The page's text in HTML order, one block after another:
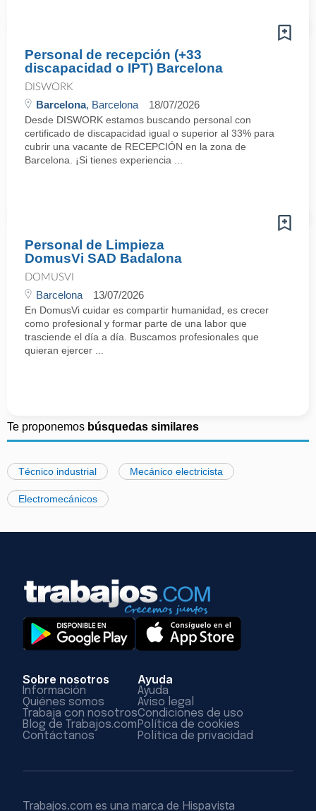
Personal de recepción (+33
discapacidad o IPT) Barcelona
DISWORK
Barcelona, Barcelona 18/07/2026
Desde DISWORK estamos buscando personal con
certificado de discapacidad igual o superior al 33% para
cubrir una vacante de RECEPCIÓN en la zona de
Barcelona. ¡Si tienes experiencia ...
Personal de Limpieza
DomusVi SAD Badalona
DOMUSVI
Barcelona 13/07/2026
En DomusVi cuidar es compartir humanidad, es crecer
como profesional y formar parte de una labor que
trasciende el día a día. Buscamos profesionales que
quieran ejercer ...
Te proponemos búsquedas similares
Técnico industrial Mecánico electricista
Electromecánicos
Sobre nosotros
Información
Quiénes somos
Trabaja con nosotros
Blog de Trabajos.com
Contáctanos
Ayuda
Ayuda
Aviso legal
Condiciones de uso
Política de cookies
Política de privacidad
Trabajos.com es una marca de Hispavista